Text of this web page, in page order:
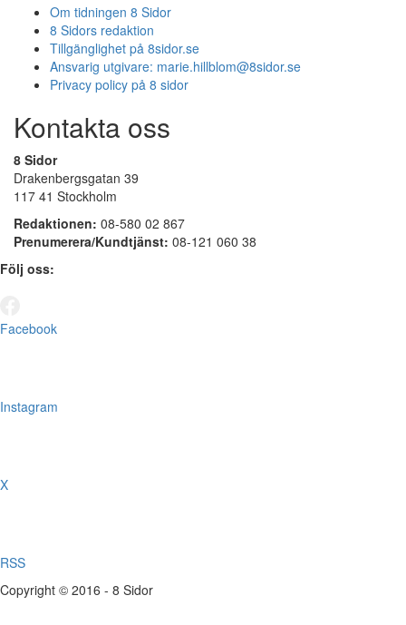
Om tidningen 8 Sidor
8 Sidors redaktion
Tillgänglighet på 8sidor.se
Ansvarig utgivare: marie.hillblom@8sidor.se
Privacy policy på 8 sidor
Kontakta oss
8 Sidor
Drakenbergsgatan 39
117 41 Stockholm
Redaktionen: 08-580 02 867
Prenumerera/Kundtjänst: 08-121 060 38
Följ oss:
Facebook
Instagram
X
RSS
Copyright © 2016 - 8 Sidor